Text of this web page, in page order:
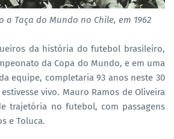
Taça do Mundo no Chile, em 1962
da história do futebol brasileiro,
da Copa do Mundo, e em uma
equipe, completaria 93 anos neste 30
vivo. Mauro Ramos de Oliveira
trajetória no futebol, com passagens
e Toluca.